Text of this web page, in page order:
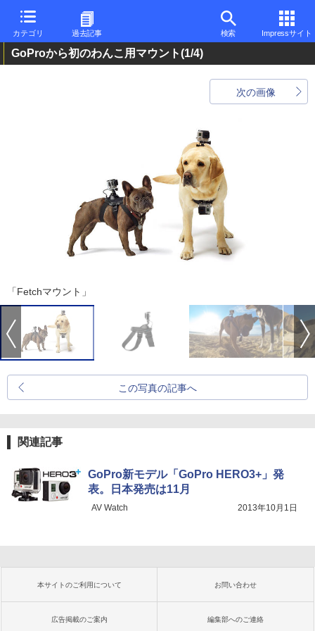
カテゴリ 過去記事 検索 Impressサイト
GoProから初のわんこ用マウント(1/4)
次の画像
「Fetchマウント」
この写真の記事へ
関連記事
GoPro新モデル「GoPro HERO3+」発
表。日本発売は11月
AV Watch 2013年10月1日
本サイトのご利用について お問い合わせ
広告掲載のご案内 編集部へのご連絡